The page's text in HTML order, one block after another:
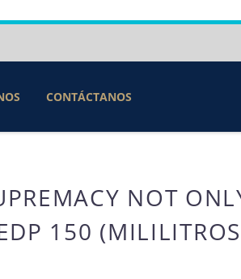
CONTÁCTANOS
NOT
150